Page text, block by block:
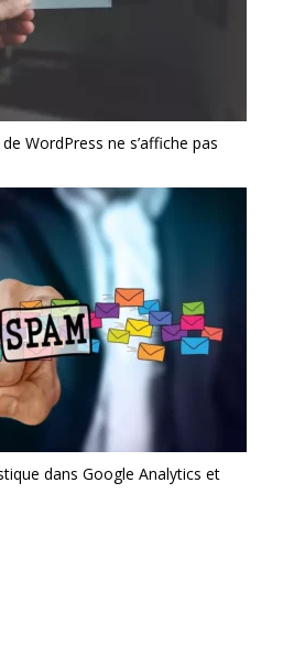
WordPress ne s’affiche pas
dans Google Analytics et